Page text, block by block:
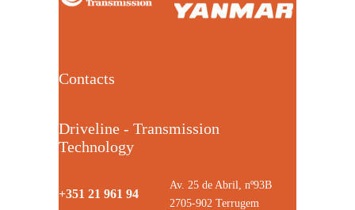
Contacts
Driveline - Transmission
Technology
+351 21 961 94
Av. 25 de Abril, nº93B
2705-902 Terrugem